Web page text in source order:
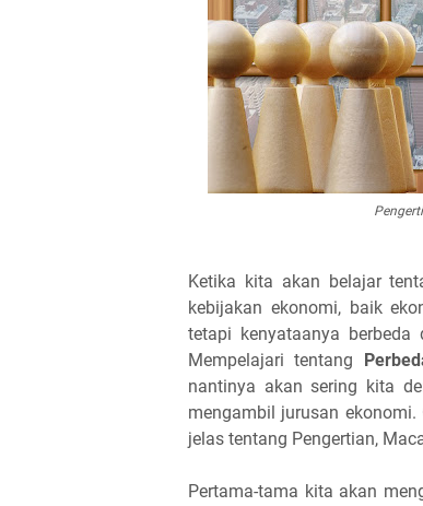
Ketika kita akan belajar
kebijakan ekonomi, baik
tetapi kenyataanya
Mempelajari tentang
nantinya akan sering kita
mengambil jurusan
jelas tentang Pengertian,
Pertama-tama kita akan